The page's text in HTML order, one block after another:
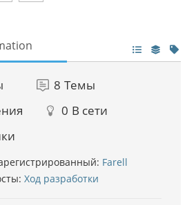
8 Темы
0 В сети
Farell
Ход разработки